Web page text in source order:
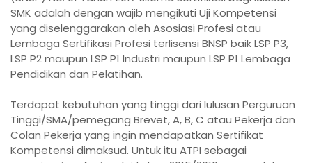
SMK adalah dengan wajib mengikuti Uji Kompetensi
yang diselenggarakan oleh Asosiasi Profesi atau
Lembaga Sertifikasi Profesi terlisensi BNSP baik LSP P3,
LSP P2 maupun LSP P1 Industri maupun LSP P1 Lembaga
Pendidikan dan Pelatihan.
Terdapat kebutuhan yang tinggi dari lulusan Perguruan
Tinggi/SMA/pemegang Brevet, A, B, C atau Pekerja dan
Colan Pekerja yang ingin mendapatkan Sertifikat
Kompetensi dimaksud. Untuk itu ATPI sebagai